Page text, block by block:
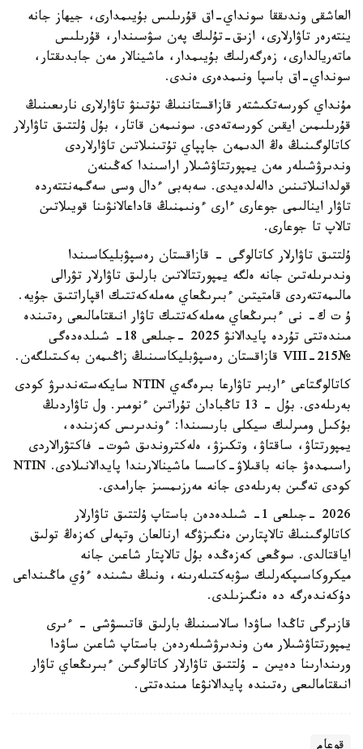
العاشقى وندىققا سونداي-اق قۇرىلىس بۇيىمدارى، جيھاز جانە
ينتەرەر تاۋارلارى، ازىق-تۇلىك پەن سۋسىندار، قۇرىلىس
ماتەريالدارى، زەرگەرلىك بۇيىمدار، ماشينالار مەن جابدىقتار،
سونداي-اق باسپا ونىمدەرى ەندى.
مۇنداي كورسەتكىشتەر قازاقستاننىڭ تۇتىنۋ تاۋارلارى نارىعىنىڭ
قۇرىلىمىن ايقىن كورسەتەدى. سونىمەن قاتار، بۇل ۇلتتىق تاۋارلار
كاتالوگىنىڭ ەڭ الدىمەن جاپپاي تۇتىنىلاتىن تاۋارلاردى
وندىرۋشىلەر مەن يمپورتتاۋشىلار اراسىندا كەڭىنەن
قولدانىلاتىنىن دالەلدەيدى. سەبەبى ءدال وسى سەگمەنتتەردە
تاۋار اينالىمى جوعارى ءارى ءونىمنىڭ قاداعالانۋىنا قويىلاتىن
تالاپ تا جوعارى.
ۇلتتىق تاۋارلار كاتالوگى - قازاقستان رەسپۋبليكاسىندا
وندىرىلەتىن جانە ەلگە يمپورتتالاتىن بارلىق تاۋارلار تۋرالى
مالىمەتتەردى قامتيتىن ءبىرىڭعاي مەملەكەتتىك اقپاراتتىق جۇيە.
ۇ ت ك- نى ءبىرىڭعاي مەملەكەتتىك تاۋار انىقتامالىعى رەتىندە
مىندەتتى تۇردە پايدالانۋ 2025 -جىلعى 18- شىلدەدەگى
№215-VIII قازاقستان رەسپۋبليكاسىنىڭ زاڭىمەن بەكىتىلگەن.
كاتالوگتاعى ءاربىر تاۋارعا بىرەگەي NTIN سايكەستەندىرۋ كودى
بەرىلەدى. بۇل - 13 تاڭبادان تۇراتىن ءنومىر. ول تاۋاردىڭ
بۇكىل ومىرلىك سيكلى بارىسىندا: ءوندىرىس كەزىندە،
يمپورتتاۋ، ساقتاۋ، وتكىزۋ، ەلەكتروندىق شوت- فاكتۋرالاردى
راسىمدەۋ جانە باقىلاۋ-كاسسا ماشينالارىندا پايدالانىلادى. NTIN
كودى تەگىن بەرىلەدى جانە مەرزىمسىز جارامدى.
2026 -جىلعى 1- شىلدەدەن باستاپ ۇلتتىق تاۋارلار
كاتالوگىنىڭ تالاپتارىن ەنگىزۋگە ارنالعان وتپەلى كەزەڭ تولىق
اياقتالدى. سوڭعى كەزەڭدە بۇل تالاپتار شاعىن جانە
ميكروكاسىپكەرلىك سۋبەكتىلەرىنە، ونىڭ ىشىندە ءۇي ماڭىنداعى
دۇكەندەرگە دە ەنگىزىلدى.
قازىرگى تاڭدا ساۋدا سالاسىنىڭ بارلىق قاتىسۋشى - ءىرى
يمپورتتاۋشىلار مەن وندىرۋشىلەردەن باستاپ شاعىن ساۋدا
ورىندارىنا دەيىن - ۇلتتىق تاۋارلار كاتالوگىن ءبىرىڭعاي تاۋار
انىقتامالىعى رەتىندە پايدالانۋعا مىندەتتى.